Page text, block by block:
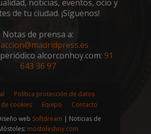
noticias, eventos, ocio y
de tu ciudad. ¡Síguenos!
Notas de prensa a:
alcorconhoy.com: 91
643 36 97
Política protección de datos
cookies
Equipo
Contacto
web Softdream | Noticias de
mostoleshoy.com
Amazon.com
Inc.
embed.bsky.app
Google